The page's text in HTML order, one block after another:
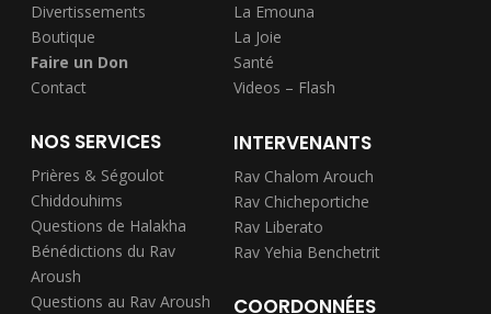
Divertissements
Boutique
Faire un Don
Contact
La Emouna
La Joie
Santé
Videos – Flash
NOS SERVICES
Prières & Ségoulot
Chiddouhims
Questions de Halakha
Bénédictions du Rav
Aroush
Questions au Rav Aroush
INTERVENANTS
Rav Chalom Arouch
Rav Chicheportiche
Rav Liberato
Rav Yehia Benchetrit
COORDONNÉES